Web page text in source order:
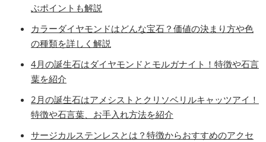
ぶポイントも解説
カラーダイヤモンドはどんな宝石？価値の決まり方や色
の種類を詳しく解説
4月の誕生石はダイヤモンドとモルガナイト！特徴や石言
葉を紹介
2月の誕生石はアメシストとクリソベリルキャッツアイ！
特徴や石言葉、お手入れ方法を紹介
サージカルステンレスとは？特徴からおすすめのアクセ